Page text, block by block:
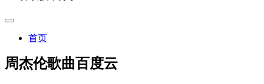
首页
周杰伦歌曲百度云